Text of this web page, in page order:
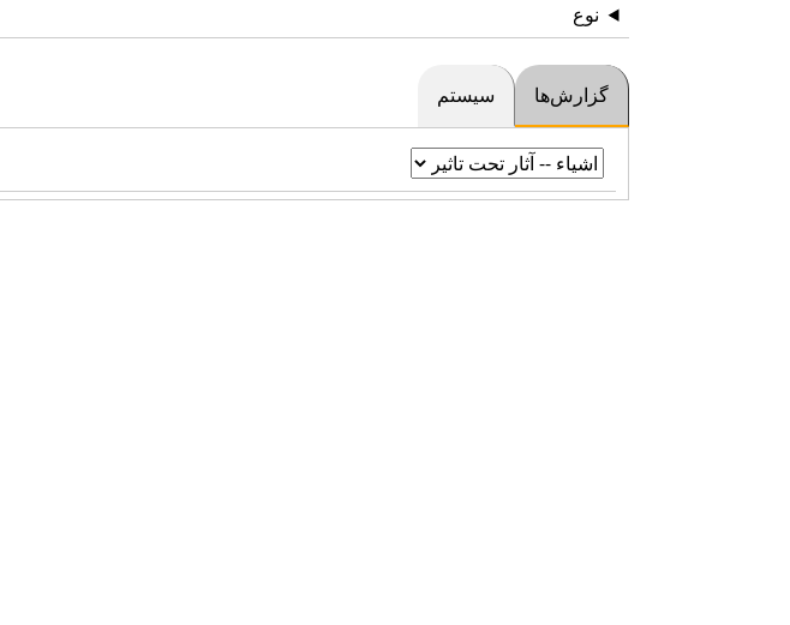
نوع
گزارش‌ها سیستم